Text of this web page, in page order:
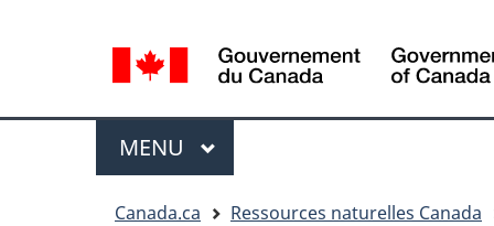
de
la
langue
Menu
MENU PRINCIPAL
Canada.ca Ressources naturelles Canada